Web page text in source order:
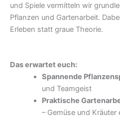
und Spiele vermitteln wir
Pflanzen und Gartenarbeit.
Erleben statt graue Theorie.
Das erwartet euch:
Spannende
und Teamgeist
Praktische
– Gemüse und Kräuter